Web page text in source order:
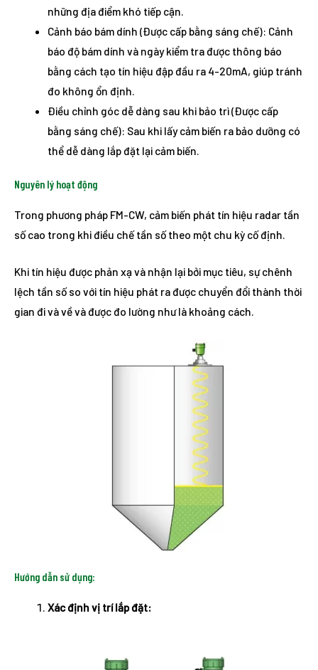
những địa điểm khó tiếp cận.
Cảnh báo bám dính (Được cấp bằng sáng chế): Cảnh
báo độ bám dính và ngày kiểm tra được thông báo
bằng cách tạo tín hiệu đập đầu ra 4-20mA, giúp tránh
đo không ổn định.
Điều chỉnh góc dễ dàng sau khi bảo trì (Được cấp
bằng sáng chế): Sau khi lấy cảm biến ra bảo dưỡng có
thể dễ dàng lắp đặt lại cảm biến.
Nguyên lý hoạt động
Trong phương pháp FM-CW, cảm biến phát tín hiệu radar tần
số cao trong khi điều chế tần số theo một chu kỳ cố định.
Khi tín hiệu được phản xạ và nhận lại bởi mục tiêu, sự chênh
lệch tần số so với tín hiệu phát ra được chuyển đổi thành thời
gian đi và về và được đo lường như là khoảng cách.
Hướng dẫn sử dụng:
Xác định vị trí lắp đặt: